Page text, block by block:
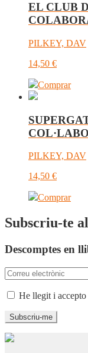
EL CLUB
PILKEY, DAV
14,50 €
Comprar
PILKEY, DAV
14,50 €
Comprar
Subscriu-te
Descomptes en
He llegit i accepto